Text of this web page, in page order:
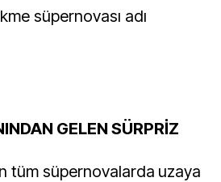
süpernovası adı
GELEN SÜRPRİZ
tüm süpernovalarda uzaya